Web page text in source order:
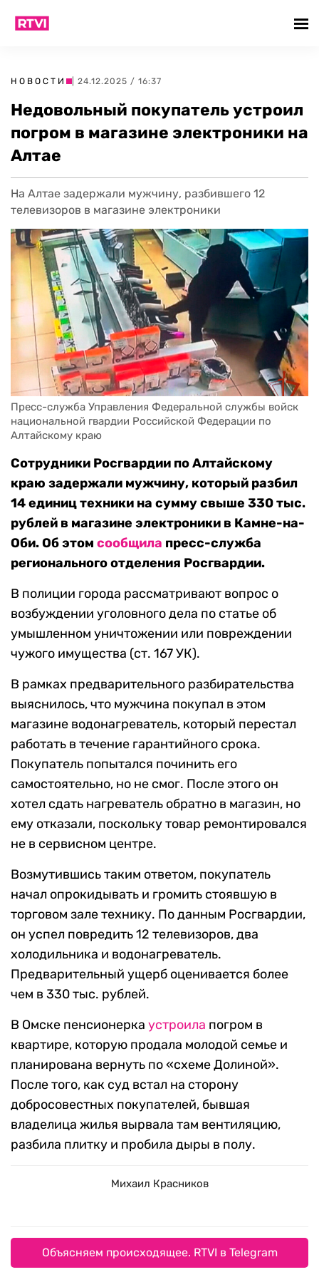
НОВОСТИ | 24.12.2025 / 16:37
Недовольный покупатель устроил
погром в магазине электроники на
Алтае
На Алтае задержали мужчину, разбившего 12
телевизоров в магазине электроники
Пресс-служба Управления Федеральной службы войск
национальной гвардии Российской Федерации по
Алтайскому краю
Сотрудники Росгвардии по Алтайскому
краю задержали мужчину, который разбил
14 единиц техники на сумму свыше 330 тыс.
рублей в магазине электроники в Камне-на-
Оби. Об этом сообщила пресс-служба
регионального отделения Росгвардии.
В полиции города рассматривают вопрос о
возбуждении уголовного дела по статье об
умышленном уничтожении или повреждении
чужого имущества (ст. 167 УК).
В рамках предварительного разбирательства
выяснилось, что мужчина покупал в этом
магазине водонагреватель, который перестал
работать в течение гарантийного срока.
Покупатель попытался починить его
самостоятельно, но не смог. После этого он
хотел сдать нагреватель обратно в магазин, но
ему отказали, поскольку товар ремонтировался
не в сервисном центре.
Возмутившись таким ответом, покупатель
начал опрокидывать и громить стоявшую в
торговом зале технику. По данным Росгвардии,
он успел повредить 12 телевизоров, два
холодильника и водонагреватель.
Предварительный ущерб оценивается более
чем в 330 тыс. рублей.
В Омске пенсионерка устроила погром в
квартире, которую продала молодой семье и
планирована вернуть по «схеме Долиной».
После того, как суд встал на сторону
добросовестных покупателей, бывшая
владелица жилья вырвала там вентиляцию,
разбила плитку и пробила дыры в полу.
Михаил Красников
Объясняем происходящее. RTVI в Telegram